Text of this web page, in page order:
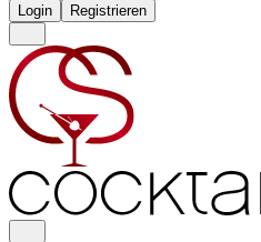
Login Registrieren